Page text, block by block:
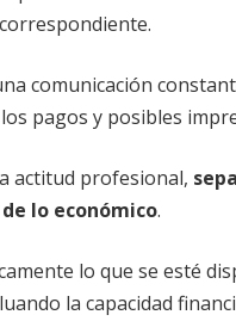
comunicación
pagos y posibles
actitud profesional,
lo económico.
lo que se esté
la capacidad